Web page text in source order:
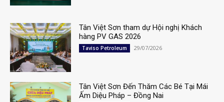
Tân Việt Sơn tham dự Hội nghị Khách
hàng PV GAS 2026
Taviso Petroleum 29/07/2026
Tân Việt Sơn Đến Thăm Các Bé Tại Mái
Ấm Diệu Pháp – Đồng Nai